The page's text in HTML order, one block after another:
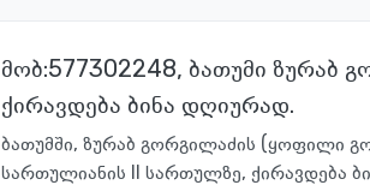
მობ:577302248, ბათუმი ზურაბ
ქირავდება ბინა დღიურად.
ბათუმში, ზურაბ გორგილაძის (ყოფილი
სართულიანის II სართულზე, ქირავდება